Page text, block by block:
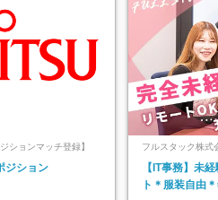
ションマッチ登録】
ジション
フルスタック株式
【IT事務】未
ト＊服装自由